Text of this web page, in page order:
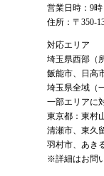
営業日時：9時
住所：〒350-
対応エリア
埼玉県西部（
飯能市、日高
埼玉県全域（
一部エリアに
東京都：東村
清瀬市、東久
羽村市、あき
※詳細はお問